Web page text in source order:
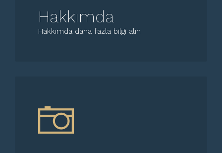
Hakkımda
Hakkımda daha fazla bilgi alın